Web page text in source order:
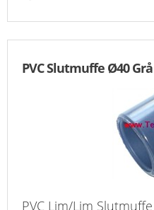
PVC Slutmuffe Ø40 Grå
PVC Lim/Lim